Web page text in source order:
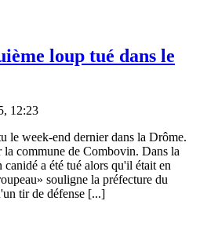
loup tué dans le
12:23
le week-end dernier dans la Drôme.
la commune de Combovin. Dans la
a été tué alors qu'il était en
souligne la préfecture du
tir de défense [...]